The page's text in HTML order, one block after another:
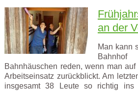
an der
Man kann
Bahnhäuschen reden, wenn man
Arbeitseinsatz zurückblickt. Am
insgesamt 38 Leute so richtig